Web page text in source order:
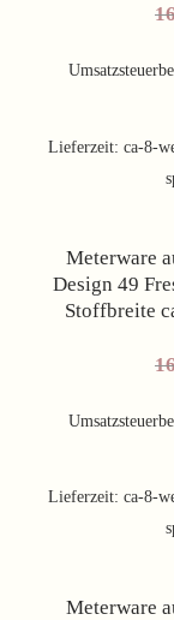
Lieferzeit:ca-8-
Meterware
Design 49
Stoffbreite
Lieferzeit:ca-8-
Meterware